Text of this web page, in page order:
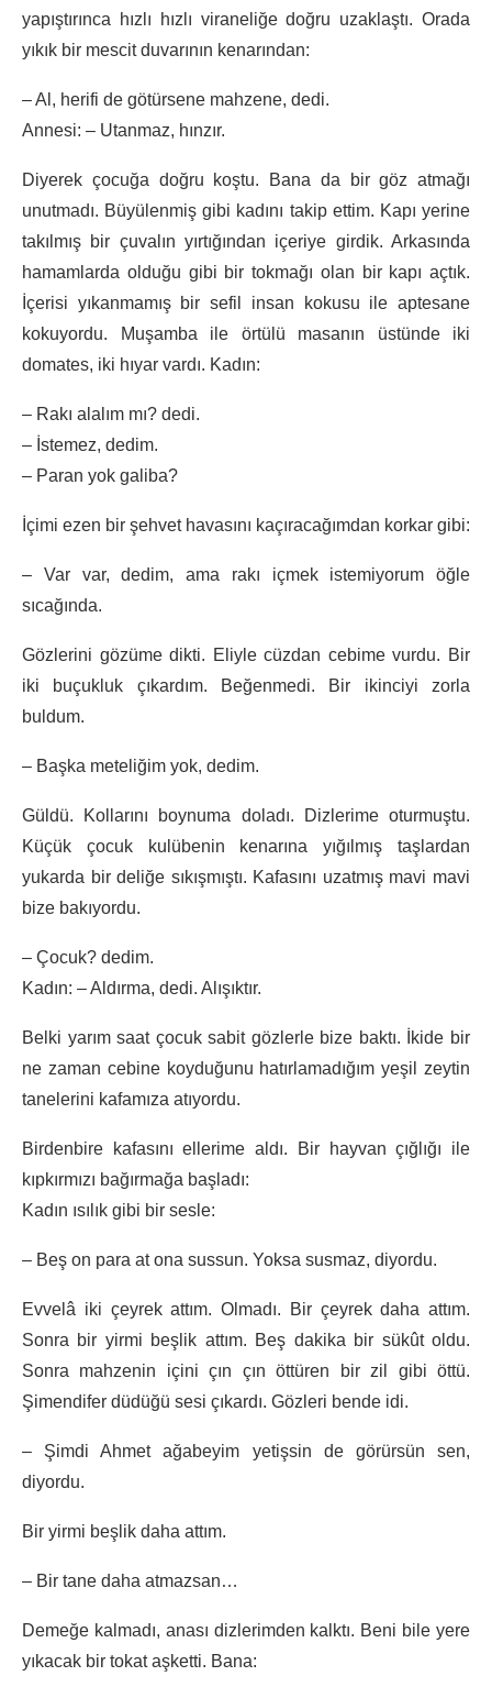
yapıştırınca hızlı hızlı viraneliğe doğru uzaklaştı. Orada
yıkık bir mescit duvarının kenarından:
– Al, herifi de götürsene mahzene, dedi.
Annesi: – Utanmaz, hınzır.
Diyerek çocuğa doğru koştu. Bana da bir göz atmağı
unutmadı. Büyülenmiş gibi kadını takip ettim. Kapı yerine
takılmış bir çuvalın yırtığından içeriye girdik. Arkasında
hamamlarda olduğu gibi bir tokmağı olan bir kapı açtık.
İçerisi yıkanmamış bir sefil insan kokusu ile aptesane
kokuyordu. Muşamba ile örtülü masanın üstünde iki
domates, iki hıyar vardı. Kadın:
– Rakı alalım mı? dedi.
– İstemez, dedim.
– Paran yok galiba?
İçimi ezen bir şehvet havasını kaçıracağımdan korkar gibi:
– Var var, dedim, ama rakı içmek istemiyorum öğle
sıcağında.
Gözlerini gözüme dikti. Eliyle cüzdan cebime vurdu. Bir
iki buçukluk çıkardım. Beğenmedi. Bir ikinciyi zorla
buldum.
– Başka meteliğim yok, dedim.
Güldü. Kollarını boynuma doladı. Dizlerime oturmuştu.
Küçük çocuk kulübenin kenarına yığılmış taşlardan
yukarda bir deliğe sıkışmıştı. Kafasını uzatmış mavi mavi
bize bakıyordu.
– Çocuk? dedim.
Kadın: – Aldırma, dedi. Alışıktır.
Belki yarım saat çocuk sabit gözlerle bize baktı. İkide bir
ne zaman cebine koyduğunu hatırlamadığım yeşil zeytin
tanelerini kafamıza atıyordu.
Birdenbire kafasını ellerime aldı. Bir hayvan çığlığı ile
kıpkırmızı bağırmağa başladı:
Kadın ısılık gibi bir sesle:
– Beş on para at ona sussun. Yoksa susmaz, diyordu.
Evvelâ iki çeyrek attım. Olmadı. Bir çeyrek daha attım.
Sonra bir yirmi beşlik attım. Beş dakika bir sükût oldu.
Sonra mahzenin içini çın çın öttüren bir zil gibi öttü.
Şimendifer düdüğü sesi çıkardı. Gözleri bende idi.
– Şimdi Ahmet ağabeyim yetişsin de görürsün sen,
diyordu.
Bir yirmi beşlik daha attım.
– Bir tane daha atmazsan…
Demeğe kalmadı, anası dizlerimden kalktı. Beni bile yere
yıkacak bir tokat aşketti. Bana: